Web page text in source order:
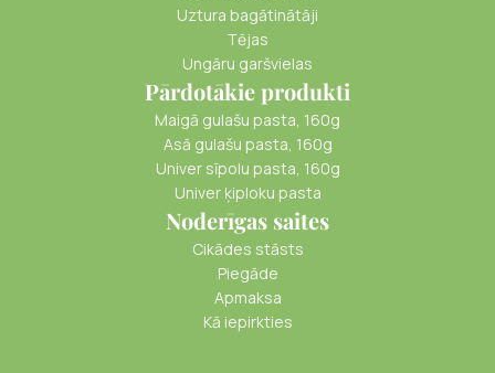
Uztura bagātinātāji
Tējas
Ungāru garšvielas
Pārdotākie produkti
Maigā gulašu pasta, 160g
Asā gulašu pasta, 160g
Univer sīpolu pasta, 160g
Univer ķiploku pasta
Noderīgas saites
Cikādes stāsts
Piegāde
Apmaksa
Kā iepirkties